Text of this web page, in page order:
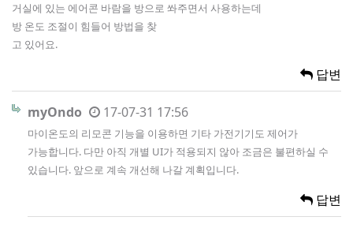
거실에 있는 에어콘 바람을 방으로 쏴주면서 사용하는데
방 온도 조절이 힘들어 방법을 찾
고 있어요.
답변
myOndo 17-07-31 17:56
마이온도의 리모콘 기능을 이용하면 기타 가전기기도 제어가
가능합니다. 다만 아직 개별 UI가 적용되지 않아 조금은 불편하실 수
있습니다. 앞으로 계속 개선해 나갈 계획입니다.
답변